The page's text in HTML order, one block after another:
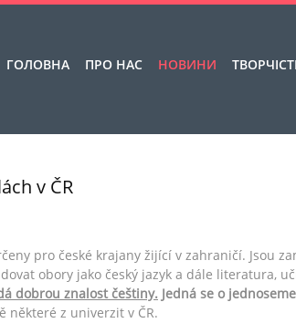
ГОЛОВНА ПРО НАС НОВИНИ
v ČR
pro české krajany žijící v zahraničí. Jsou
obory jako český jazyk a dále literatura,
dobrou znalost češtiny. Jedná se o
některé z univerzit v ČR.